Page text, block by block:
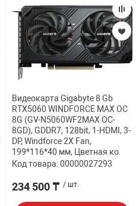
Видеокарта Gigabyte 8 Gb
RTX5060 WINDFORCE MAX OC
8G (GV-N5060WF2MAX OC-
8GD), GDDR7, 128bit, 1-HDMI, 3-
DP, Windforce 2X Fan,
199*116*40 мм, Цветная ко
Код товара: 00000027293
234 500 ₸ / шт.